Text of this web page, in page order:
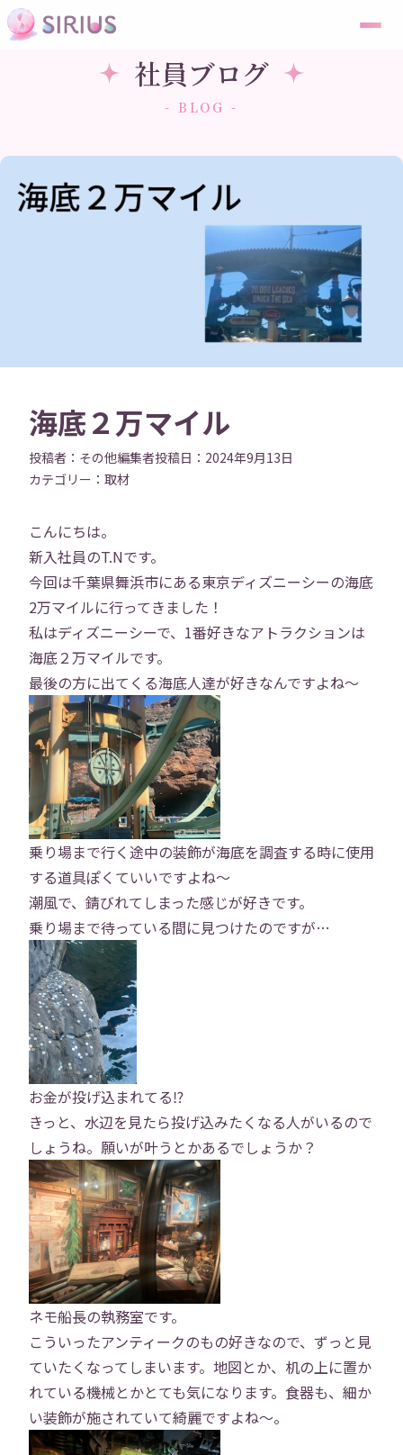
トップ
社員ブログ
- BLOG -
海底２万マイル
投稿者： その他編集者投稿日： 2024年9月13日
カテゴリー： 取材
こんにちは。
新入社員のT.Nです。
今回は千葉県舞浜市にある東京ディズニーシーの海底
2万マイルに行ってきました！
私はディズニーシーで、1番好きなアトラクションは
海底２万マイルです。
最後の方に出てくる海底人達が好きなんですよね〜
乗り場まで行く途中の装飾が海底を調査する時に使用
する道具ぽくていいですよね〜
潮風で、錆びれてしまった感じが好きです。
乗り場まで待っている間に見つけたのですが…
お金が投げ込まれてる⁉︎
きっと、水辺を見たら投げ込みたくなる人がいるので
しょうね。願いが叶うとかあるでしょうか？
ネモ船長の執務室です。
こういったアンティークのもの好きなので、ずっと見
ていたくなってしまいます。地図とか、机の上に置か
れている機械とかとても気になります。食器も、細か
い装飾が施されていて綺麗ですよね〜。